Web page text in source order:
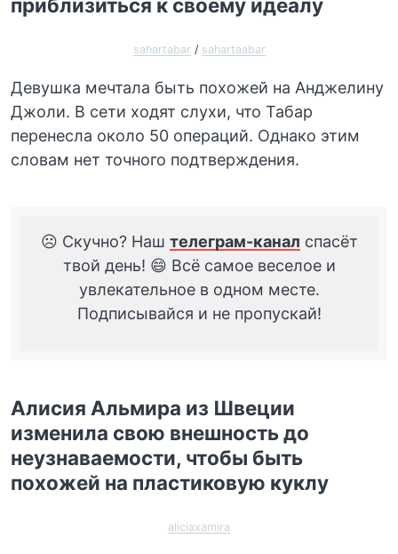
приблизиться к своему идеалу
sahartabar / sahartaabar
Девушка мечтала быть похожей на Анджелину
Джоли. В сети ходят слухи, что Табар
перенесла около 50 операций. Однако этим
словам нет точного подтверждения.
☹️ Скучно? Наш телеграм-канал спасёт
твой день! 😄 Всё самое веселое и
увлекательное в одном месте.
Подписывайся и не пропускай!
Алисия Альмира из Швеции
изменила свою внешность до
неузнаваемости, чтобы быть
похожей на пластиковую куклу
aliciaxamira